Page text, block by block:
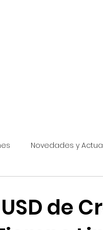
Novedades y
World
Universal
USD de